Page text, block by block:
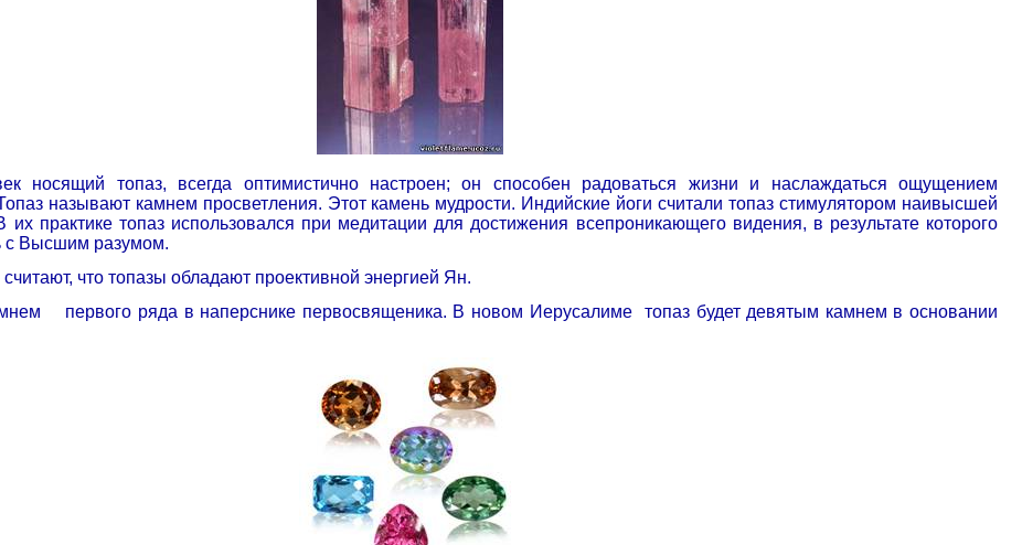
носящий топаз, всегда оптимистично настроен; он способен радоваться жизни и наслаждаться ощущением
называют камнем просветления. Этот камень мудрости. Индийские йоги считали топаз стимулятором наивысшей
практике топаз использовался при медитации для достижения всепроникающего видения, в результате которого
с Высшим разумом.
что топазы обладают проективной энергией Ян.
первого ряда в наперснике первосвященика. В новом Иерусалиме
топаз будет девятым камнем в основании